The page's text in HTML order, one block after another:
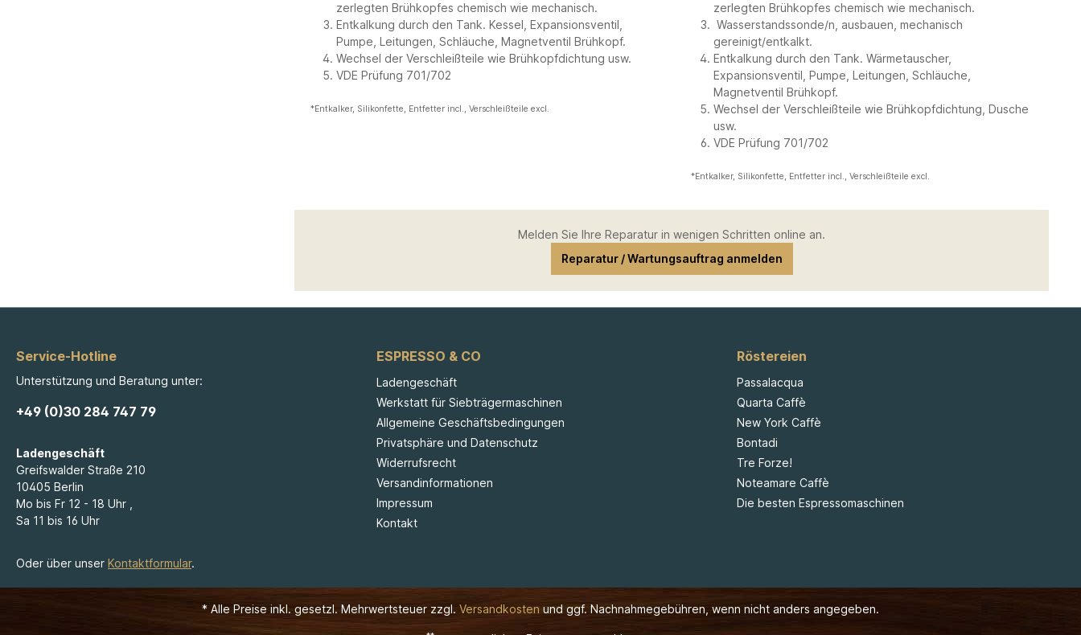
zerlegten Brühkopfes chemisch wie mechanisch.
Entkalkung durch den Tank. Kessel, Expansionsventil,
Pumpe, Leitungen, Schläuche, Magnetventil Brühkopf.
Wechsel der Verschleißteile wie Brühkopfdichtung usw.
VDE Prüfung 701/702
*Entkalker, Silikonfette, Entfetter incl., Verschleißteile excl.
zerlegten Brühkopfes chemisch wie mechanisch.
Wasserstandssonde/n, ausbauen, mechanisch
gereinigt/entkalkt.
Entkalkung durch den Tank. Wärmetauscher,
Expansionsventil, Pumpe, Leitungen, Schläuche,
Magnetventil Brühkopf.
Wechsel der Verschleißteile wie Brühkopfdichtung, Dusche
usw.
VDE Prüfung 701/702
*Entkalker, Silikonfette, Entfetter incl., Verschleißteile excl.
Melden Sie Ihre Reparatur in wenigen Schritten online an.
Reparatur / Wartungsauftrag anmelden
Service-Hotline
Unterstützung und Beratung unter:
+49 (0)30 284 747 79
Ladengeschäft
Greifswalder Straße 210
10405 Berlin
Mo bis Fr 12 - 18 Uhr ,
Sa 11 bis 16 Uhr
Oder über unser Kontaktformular.
ESPRESSO & CO
Ladengeschäft
Werkstatt für Siebträgermaschinen
Allgemeine Geschäftsbedingungen
Privatsphäre und Datenschutz
Widerrufsrecht
Versandinformationen
Impressum
Kontakt
Röstereien
Passalacqua
Quarta Caffè
New York Caffè
Bontadi
Tre Forze!
Noteamare Caffè
Die besten Espressomaschinen
* Alle Preise inkl. gesetzl. Mehrwertsteuer zzgl. Versandkosten und ggf. Nachnahmegebühren, wenn nicht anders angegeben.